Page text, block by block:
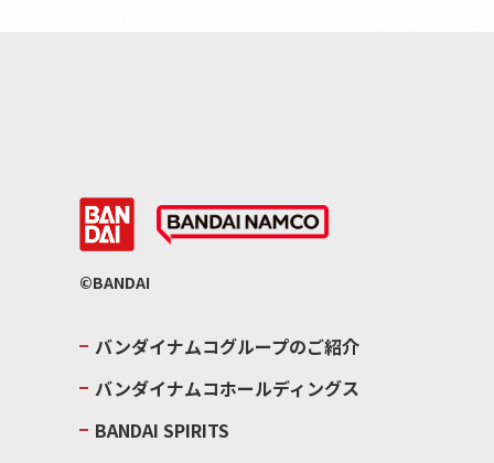
©BANDAI
バンダイナムコグループのご紹介
バンダイナムコホールディングス
BANDAI SPIRITS